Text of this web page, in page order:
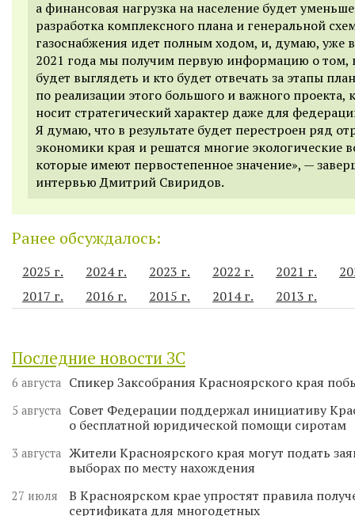
а финансовая нагрузка на население будет
разработка комплексного плана и генеральной
газоснабжения идет полным ходом, и, думаю, уже
2021 года мы получим первую информацию о том,
будет выглядеть и кто будет отвечать за этапы
по реализации этого большого и важного проекта,
носит стратегический характер даже для
Я думаю, что в результате будет перестроен ряд
экономики края и решатся многие экологические
которые имеют первостепенное значение», —
интервью Дмитрий Свиридов.
Ранее обсуждалось:
2025 г. 2024 г. 2023 г. 2022 г. 2021 г.
2017 г.
2016 г. 2015 г. 2014 г. 2013 г.
Последние новости ЗС
6 августа Спикер Заксобрания Красноярского края
5 августа
Совет Федерации поддержал инициативу
о бесплатной юридической помощи сиротам
3 августа Жители Красноярского края могут подать
выборах по месту нахождения
27 июля
В Красноярском крае упростят правила
сертификата для многодетных